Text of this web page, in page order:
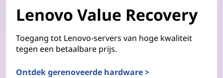
Lenovo Value Recovery
Toegang tot Lenovo-servers van hoge kwaliteit
tegen een betaalbare prijs.
Ontdek gerenoveerde hardware >